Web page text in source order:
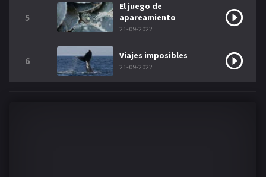
5
El juego de
apareamiento
21-09-2022
6 Viajes imposibles
21-09-2022